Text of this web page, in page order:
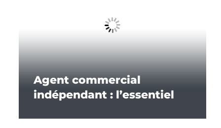
Agent commercial
indépendant : l’essentiel